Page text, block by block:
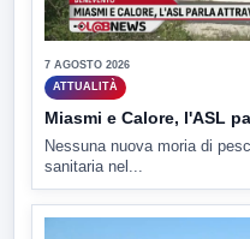
7 AGOSTO 2026
ATTUALITÀ
Miasmi e Calore, l'ASL
Nessuna nuova moria di
sanitaria nel...